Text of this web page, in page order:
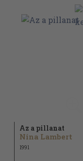
Az a pillanat
Nina Lambert
1991